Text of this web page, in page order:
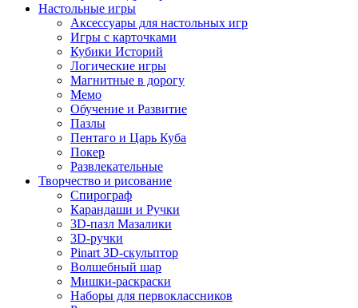
Настольные игры
Аксессуары для настольных игр
Игры с карточками
Кубики Историй
Логические игры
Магнитные в дорогу
Мемо
Обучение и Развитие
Пазлы
Пентаго и Царь Куба
Покер
Развлекательные
Творчество и рисование
Спирограф
Карандаши и Ручки
3D-пазл Мазалики
3D-ручки
Pinart 3D-скульптор
Волшебный шар
Мишки-раскраски
Наборы для первоклассников